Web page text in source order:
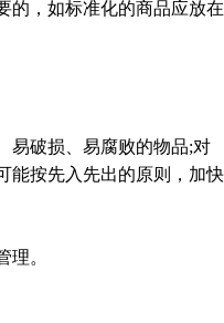
，如标准化的商品应放在
破损、易腐败的物品;对
能按先入先出的原则，加快
。